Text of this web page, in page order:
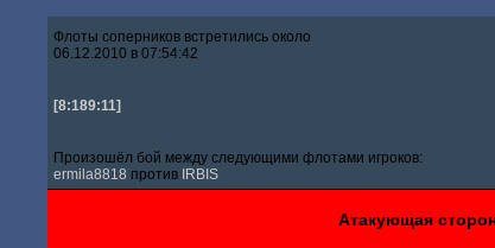
Флоты соперников встретились около
06.12.2010 в 07:54:42
[8:189:11]
Произошёл бой между следующими флотами игроков:
ermila8818 против IRBIS
Атакующая